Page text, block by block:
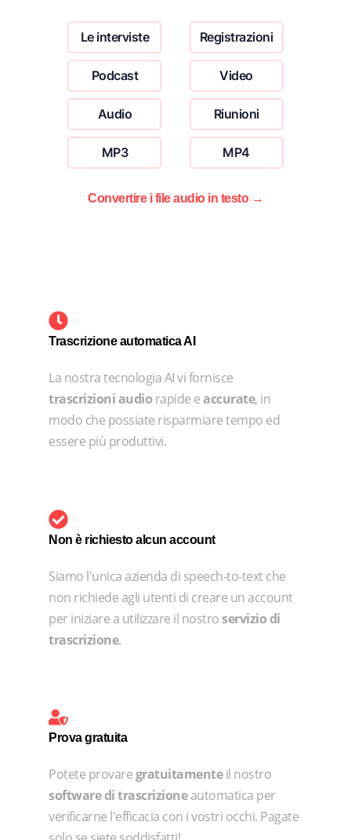
Le interviste Registrazioni
Podcast Video
Audio Riunioni
MP3 MP4
Convertire i file audio in testo →
Trascrizione automatica AI
La nostra tecnologia AI vi fornisce
trascrizioni audio rapide eaccurate, in
modo che possiate risparmiare tempo ed
essere più produttivi.
Non è richiesto alcun account
Siamo l'unica azienda di speech-to-text che
non richiede agli utenti di creare un account
per iniziare a utilizzare il nostroservizio di
trascrizione.
Prova gratuita
Potete provare gratuitamenteil nostro
software di trascrizioneautomatica per
verificarne l'efficacia con i vostri occhi. Pagate